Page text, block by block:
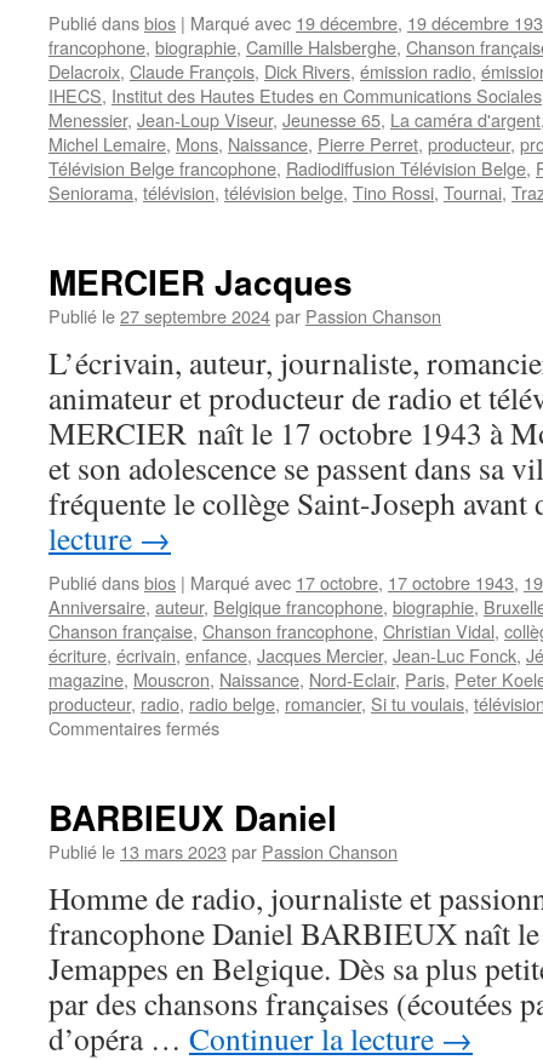
Publié dansbios | Marqué avec 19 décembre, 19 décembre
francophone, biographie, Camille Halsberghe, Chanson
Delacroix, Claude François, Dick Rivers, émission radio,
IHECS, Institut des Hautes Etudes en Communications Sociales
Menessier, Jean-Loup Viseur, Jeunesse 65, La caméra d'argent
Michel Lemaire, Mons, Naissance, Pierre Perret, producteur,
Télévision Belge francophone, Radiodiffusion Télévision Belge,
Seniorama, télévision, télévision belge, Tino Rossi, Tournai,
MERCIER Jacques
Publié le27 septembre 2024par Passion Chanson
L’écrivain, auteur, journaliste,
animateur et producteur de radio et
MERCIER naît le 17 octobre 1943 à
et son adolescence se passent dans sa
fréquente le collège Saint-Joseph
lecture →
Publié dansbios | Marqué avec 17 octobre, 17 octobre 1943,
Anniversaire, auteur, Belgique francophone, biographie,
Chanson française, Chanson francophone, Christian Vidal,
écriture, écrivain, enfance, Jacques Mercier, Jean-Luc Fonck,
magazine, Mouscron, Naissance, Nord-Eclair, Paris, Peter
producteur, radio, radio belge, romancier, Si tu voulais,
Commentaires ferméssur
BARBIEUX Daniel
Publié le 13 mars 2023 par Passion Chanson
Homme de radio, journaliste et
francophone Daniel BARBIEUX naît
Jemappes en Belgique. Dès sa plus
par des chansons françaises (écoutées
d’opéra … Continuer la lecture →